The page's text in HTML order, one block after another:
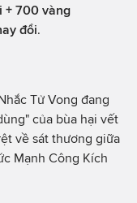
+ 700 vàng
đổi.
Tử Vong đang
của bùa hại vết
về sát thương giữa
Mạnh Công Kích